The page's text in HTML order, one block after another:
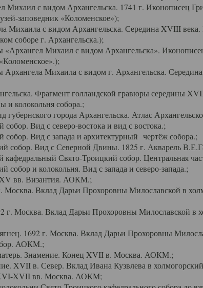
с видом Архангельска. 1741 г. Иконописец
заповедник «Коломенское»);
с видом Архангельска. Середина XVIII
соборе г. Архангельска.);
«Архангел Михаил с видом Архангельска».
Архангела Михаила с видом г. Архангельска.
Фрагмент голландской гравюры середины
и колокольня собора.;
города Архангельска. Атлас
Вид с северо-востока и вид с востока.;
Вид с запада и архитектурный чертёж собора.;
собор. Вид с Северной Двины. 1825 г. Акварель
Свято-Троицкий собор. Центральная
и колокольня. Вид с запада и северо-запада.;
вв. Византия. АОКМ.;
Вклад Дарьи Прохоровны Милославской в
Москва. Вклад Дарьи Прохоровны Милославской в
1692 г. Москва. Вклад Дарьи Прохоровны
АОКМ.;
Знамение. Конец XVII в. Москва. АОКМ.;
XVII в. Север. Вклад Ивана Кузвлева в
XVII вв. Москва. АОКМ;